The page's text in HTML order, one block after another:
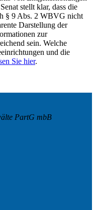
stellt klar, dass die
§ 9 Abs. 2 WBVG nicht
Darstellung der
zur
sein. Welche
und die
Sie hier.
PartG mbB